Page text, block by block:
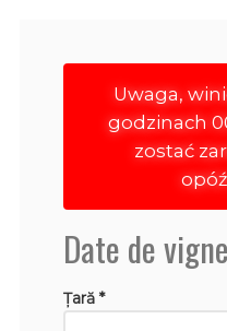
Uwaga,
godzinach
zostać
Date de
Țară *